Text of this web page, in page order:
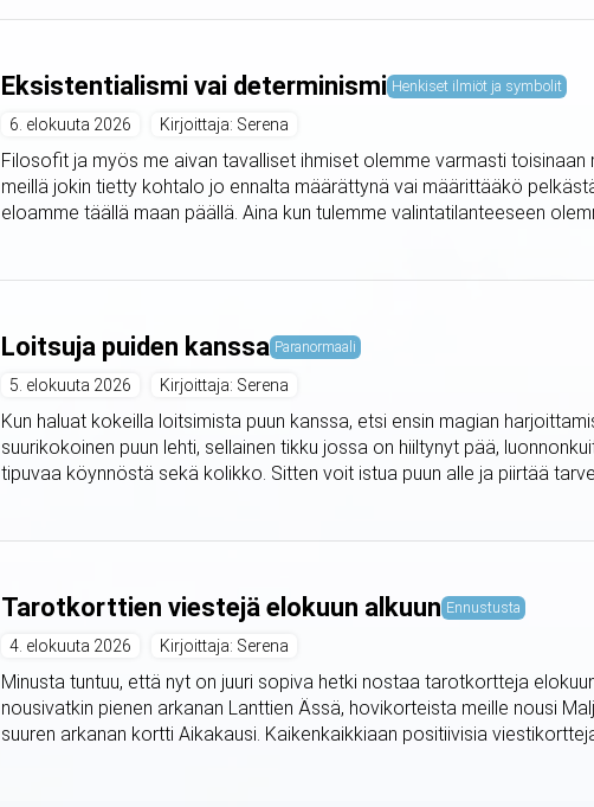
Eksistentialismi vai determinismi Henkiset ilmiöt ja symbolit
6. elokuuta 2026 Kirjoittaja: Serena
Filosofit ja myös me aivan tavalliset ihmiset olemme varmasti
meillä jokin tietty kohtalo jo ennalta määrättynä vai määrittääkö
eloamme täällä maan päällä. Aina kun tulemme valintatilanteeseen
Loitsuja puiden kanssa Paranormaali
5. elokuuta 2026 Kirjoittaja: Serena
Kun haluat kokeilla loitsimista puun kanssa, etsi ensin magian
suurikokoinen puun lehti, sellainen tikku jossa on hiiltynyt pää,
tipuvaa köynnöstä sekä kolikko. Sitten voit istua puun alle ja piirtää
Tarotkorttien viestejä elokuun alkuun Ennustusta
4. elokuuta 2026 Kirjoittaja: Serena
Minusta tuntuu, että nyt on juuri sopiva hetki nostaa tarotkortteja
nousivatkin pienen arkanan Lanttien Ässä, hovikorteista meille nousi
suuren arkanan kortti Aikakausi. Kaikenkaikkiaan positiivisia